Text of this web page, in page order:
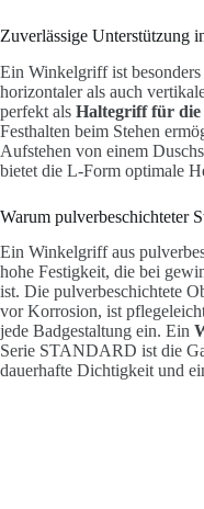
Zuverlässige Unterstützung
Ein Winkelgriff ist
horizontaler als auch
perfekt als Haltegriff für die
Festhalten beim Stehen
Aufstehen von einem
bietet die L-Form optimale
Warum pulverbeschichteter
Ein Winkelgriff aus
hohe Festigkeit, die bei
ist. Die pulverbeschichtete
vor Korrosion, ist
jede Badgestaltung ein. Ein
Serie STANDARD ist die
dauerhafte Dichtigkeit und